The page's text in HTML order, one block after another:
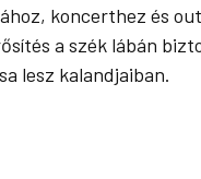
koncerthez és
a szék lábán
lesz kalandjaiban.